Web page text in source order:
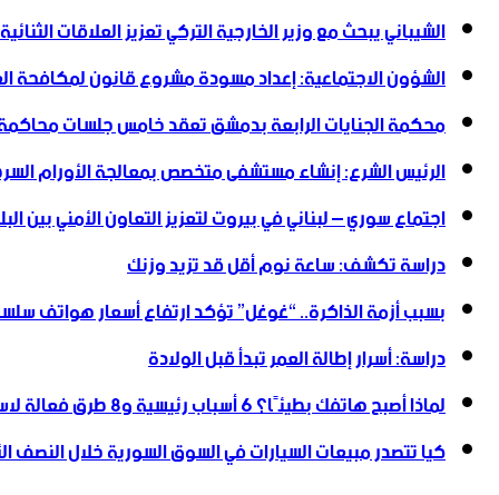
الشيباني يبحث مع وزير الخارجية التركي تعزيز العلاقات الثنائية
الشؤون الاجتماعية: إعداد مسودة مشروع قانون لمكافحة
محكمة الجنايات الرابعة بدمشق تعقد خامس جلسات
الرئيس الشرع: إنشاء ‌‏مستشفى متخصص بمعالجة الأورام
اجتماع سوري – لبناني في بيروت لتعزيز التعاون ‏الأمني ‏بين
دراسة تكشف: ساعة نوم أقل قد تزيد وزنك
بسبب أزمة الذاكرة.. “غوغل” تؤكد ارتفاع أسعار هواتف
دراسة: أسرار إطالة العمر تبدأ قبل الولادة
لماذا أصبح هاتفك بطيئًا؟ 6 أسباب رئيسية و8 طرق فعالة لاستعادة سرعته
كيا تتصدر مبيعات السيارات في السوق السورية خلال النصف